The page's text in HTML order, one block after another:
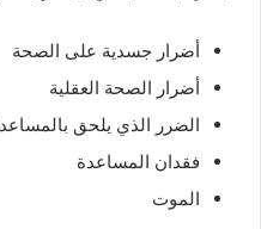
أضرار جسدية على الصحة
أضرار الصحة العقلية
الضرر الذي يلحق
فقدان المساعدة
الموت